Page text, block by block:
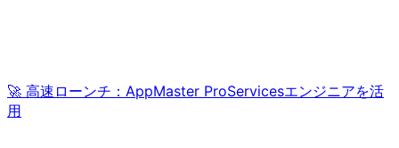
🚀 高速ローンチ：AppMaster ProServicesエンジニアを活
用